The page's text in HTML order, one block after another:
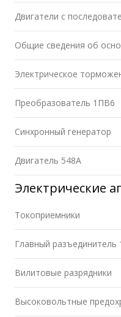
Двигатели с
Общие сведения об
Электрическое
Преобразователь 1ПВ6
Синхронный генератор
Двигатель 548А
Электрические
Токоприемники
Главный разъединитель
Вилитовые разрядники
Высоковольтные